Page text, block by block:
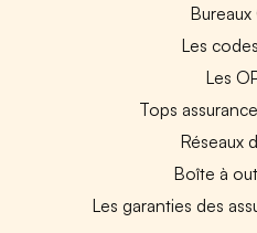
Bureaux
Les
Les
Tops
Réseaux
Boîte à
Les garanties des